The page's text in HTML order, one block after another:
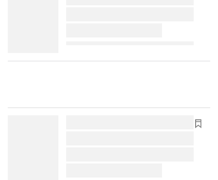
lorem ipsum dolor sit amet ...